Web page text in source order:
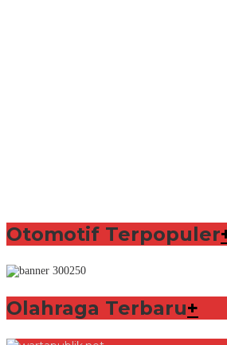
Otomotif Terpopuler
Olahraga Terbaru+